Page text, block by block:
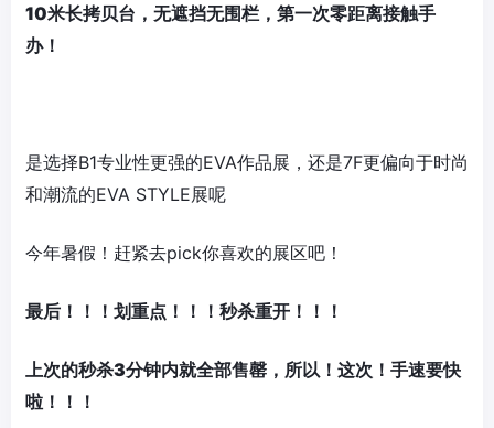
10米长拷贝台，无遮挡无围栏， 第一次零距离接触手
办！
是选择B1专业性更强的EVA作品展，还是7F更偏向于时尚
和潮流的EVA STYLE展呢
今年暑假！赶紧去pick你喜欢的展区吧！
最后！！！ 划重点！！！秒杀重开！！！
上次的秒杀3分钟内就全部售罄，所以！这次！手速要快
啦！！！